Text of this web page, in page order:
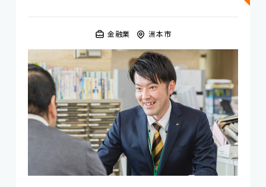
金融業 洲本市